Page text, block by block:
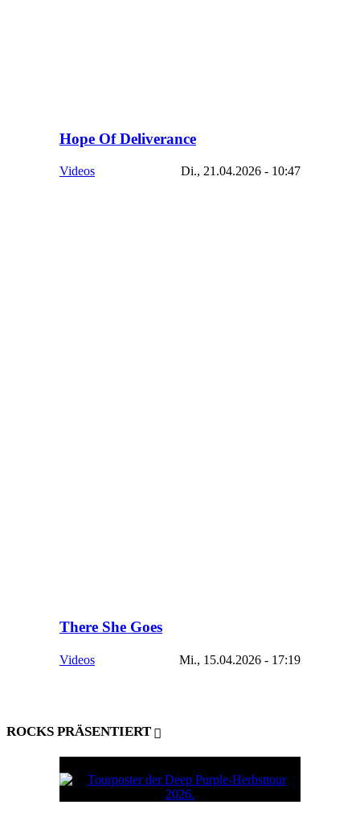
Hope Of Deliverance
Videos Di., 21.04.2026 - 10:47
There She Goes
Videos Mi., 15.04.2026 - 17:19
ROCKS PRÄSENTIERT